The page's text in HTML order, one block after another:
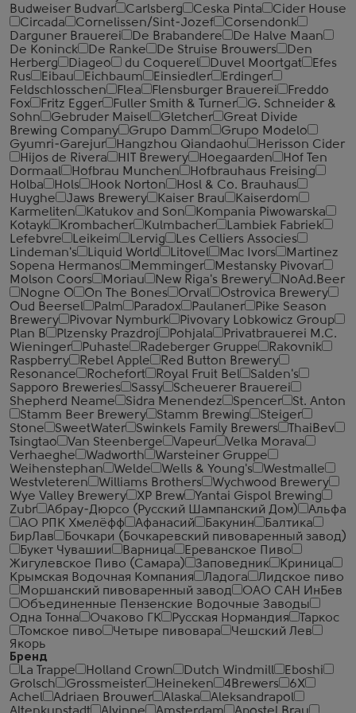
Budweiser Budvar
Carlsberg Ceska Pinta
Cider House
Circada
Cornelissen/Sint-Jozef
Corsendonk
Darguner Brauerei
De Brabandere
De Halve Maan
De Koninck
De Ranke De Struise Brouwers
Den
Herberg
Diageo du Coquerel Duvel Moortgat
Efes
Rus
Eibau Eichbaum Einsiedler
Erdinger
Feldschlosschen
Flea Flensburger Brauerei
Freddo
Fox
Fritz Egger Fuller Smith & Turner
G. Schneider &
Sohn
Gebruder Maisel Gletcher
Great Divide
Brewing Company
Grupo Damm
Grupo Modelo
Gyumri-Garejur
Hangzhou Qiandaohu
Herisson Cider
Hijos de Rivera
HIT Brewery Hoegaarden
Hof Ten
Dormaal
Hofbrau Munchen
Hofbrauhaus Freising
Holba
Hols Hook Norton
Hosl & Co. Brauhaus
Huyghe
Jaws Brewery Kaiser Brau
Kaiserdom
Karmeliten
Katukov and Son
Kompania Piwowarska
Kotayk
Krombacher Kulmbacher
Lambiek Fabriek
Lefebvre
Leikeim Lervig
Les Celliers Associes
Lindeman's
Liquid World Litovel Mac Ivors
Martinez
Sopena Hermanos
Memminger
Mestansky Pivovar
Molson Coors
Moriau New Riga's Brewery
NoAd.Beer
Nogne O
On The Bones Orval
Ostrovica Brewery
Oud Beersel
Palm Paradox Paulaner
Pike Season
Brewery
Pivovar Nymburk
Pivovary Lobkowicz Group
Plan B
Plzensky Prazdroj Pohjala
Privatbrauerei M.C.
Wieninger
Puhaste Radeberger Gruppe
Rakovnik
Raspberry
Rebel Apple
Red Button Brewery
Resonance
Rochefort Royal Fruit Bel
Salden's
Sapporo Breweries
Sassy
Scheuerer Brauerei
Shepherd Neame
Sidra Menendez Spencer
St. Anton
Stamm Beer Brewery
Stamm Brewing
Steiger
Stone
SweetWater Swinkels Family Brewers
ThaiBev
Tsingtao
Van Steenberge Vapeur
Velka Morava
Verhaeghe
Wadworth
Warsteiner Gruppe
Weihenstephan
Welde Wells & Young's
Westmalle
Westvleteren
Williams Brothers
Wychwood Brewery
Wye Valley Brewery
XP Brew
Yantai Gispol Brewing
Zubr
Абрау-Дюрсо (Русский Шампанский Дом)
Альфа
АО РПК Хмелёфф
Афанасий Бакунин
Балтика
БирЛав
Бочкари (Бочкаревский пивоваренный завод)
Букет Чувашии
Варница
Ереванское Пиво
Жигулевское Пиво (Самара)
Заповедник
Криница
Крымская Водочная Компания
Ладога
Лидское пиво
Моршанский пивоваренный завод
ОАО САН ИнБев
Объединенные Пензенские Водочные Заводы
Одна Тонна
Очаково ГК Русская Нормандия
Таркос
Томское пиво
Четыре пивовара
Чешский Лев
Якорь
Бренд
La Trappe
Holland Crown Dutch Windmill
Eboshi
Grolsch
Grossmeister Heineken 4Brewers
6X
Achel
Adriaen Brouwer Alaska
Aleksandrapol